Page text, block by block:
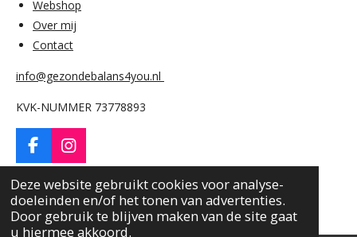
Deze website gebruikt cookies voor analyse-
doeleinden en/of het tonen van advertenties.
Door gebruik te blijven maken van de site gaat
u hiermee akkoord.
Webshop
Over mij
Contact
info@gezondebalans4you.nl
KVK-NUMMER 73778893
F
a
c
e
b
o
I
n
s
t
a
g
Powered by JouwWeb